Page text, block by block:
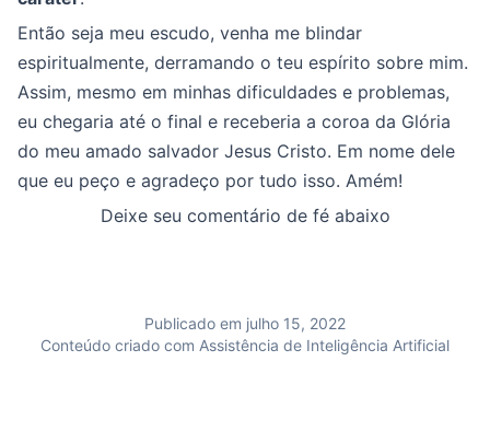
Então seja meu escudo, venha me blindar
espiritualmente, derramando o teu espírito sobre mim.
Assim, mesmo em minhas dificuldades e problemas,
eu chegaria até o final e receberia a coroa da Glória
do meu amado salvador Jesus Cristo. Em nome dele
que eu peço e agradeço por tudo isso. Amém!
Deixe seu comentário de fé abaixo
Publicado em julho 15, 2022
Conteúdo criado com Assistência de Inteligência Artificial